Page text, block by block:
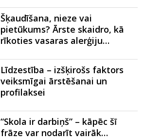
Šķaudīšana, nieze vai
pietūkums? Ārste skaidro, kā
rīkoties vasaras alerģiju…
Līdzestība – izšķirošs faktors
veiksmīgai ārstēšanai un
profilaksei
“Skola ir darbiņš” – kāpēc šī
frāze var nodarīt vairāk…